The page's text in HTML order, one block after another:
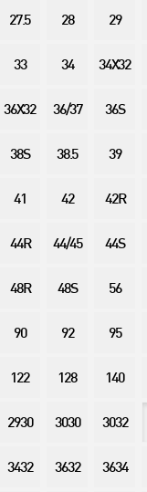
27.5 28 29
33 34 34X32
36X32 36/37 36S
38S 38.5 39
41 42 42R
44R 44/45 44S
48R 48S 56
90 92 95
122 128 140
2930 3030 3032
3432 3632 3634